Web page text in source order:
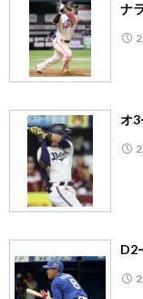
ナ
オ